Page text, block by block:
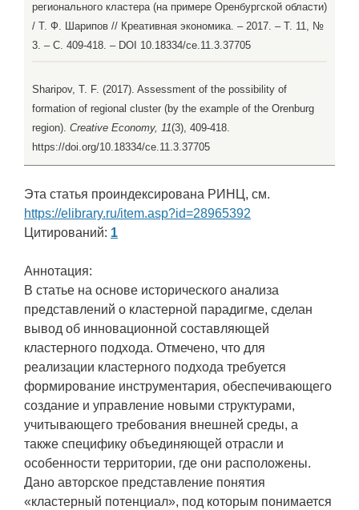
регионального кластера (на примере Оренбургской области)
/ Т. Ф. Шарипов // Креативная экономика. – 2017. – Т. 11, №
3. – С. 409-418. – DOI 10.18334/ce.11.3.37705
Sharipov, T. F. (2017). Assessment of the possibility of
formation of regional cluster (by the example of the Orenburg
region). Creative Economy, 11(3), 409-418.
https://doi.org/10.18334/ce.11.3.37705
Эта статья проиндексирована РИНЦ, см.
https://elibrary.ru/item.asp?id=28965392
Цитирований: 1
Аннотация:
В статье на основе исторического анализа
представлений о кластерной парадигме, сделан
вывод об инновационной составляющей
кластерного подхода. Отмечено, что для
реализации кластерного подхода требуется
формирование инструментария, обеспечивающего
создание и управление новыми структурами,
учитывающего требования внешней среды, а
также специфику объединяющей отрасли и
особенности территории, где они расположены.
Дано авторское представление понятия
«кластерный потенциал», под которым понимается